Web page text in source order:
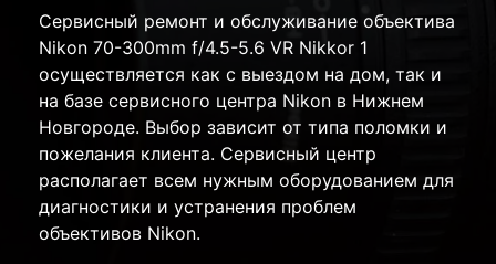
Сервисный ремонт и обслуживание объектива
Nikon 70-300mm f/4.5-5.6 VR Nikkor 1
осуществляется как с выездом на дом, так и
на базе сервисного центра Nikon в Нижнем
Новгороде. Выбор зависит от типа поломки и
пожелания клиента. Сервисный центр
располагает всем нужным оборудованием для
диагностики и устранения проблем
объективов Nikon.